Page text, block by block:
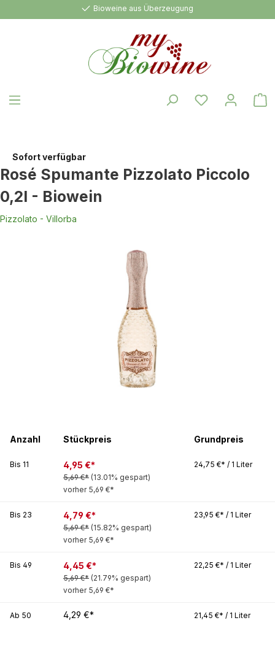
Bioweine aus Überzeugung
Sofort verfügbar
Rosé Spumante Pizzolato Piccolo
0,2l - Biowein
Pizzolato - Villorba
Anzahl Stückpreis Grundpreis
Bis 11 4,95 €*
5,69 €* (13.01% gespart)
vorher 5,69 €*
24,75 €* / 1 Liter
Bis 23 4,79 €*
5,69 €* (15.82% gespart)
vorher 5,69 €*
23,95 €* / 1 Liter
Bis 49 4,45 €*
5,69 €* (21.79% gespart)
vorher 5,69 €*
22,25 €* / 1 Liter
Ab 50 4,29 €* 21,45 €* / 1 Liter